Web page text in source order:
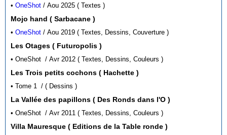
•OneShot / Aou 2025 ( Textes )
Mojo hand ( Sarbacane )
•OneShot / Aou 2019 ( Textes, Dessins, Couverture )
Les Otages ( Futuropolis )
• OneShot / Avr 2012 ( Textes, Dessins, Couleurs )
Les Trois petits cochons ( Hachette )
• Tome 1 / ( Dessins )
La Vallée des papillons ( Des Ronds dans l'O )
• OneShot / Avr 2011 ( Textes, Dessins, Couleurs )
Villa Mauresque ( Editions de la Table ronde )